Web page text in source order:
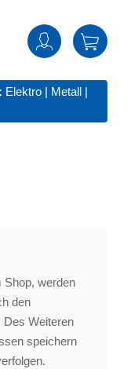
Elektro | Metall |
Shop, werden
den
Des Weiteren
speichern